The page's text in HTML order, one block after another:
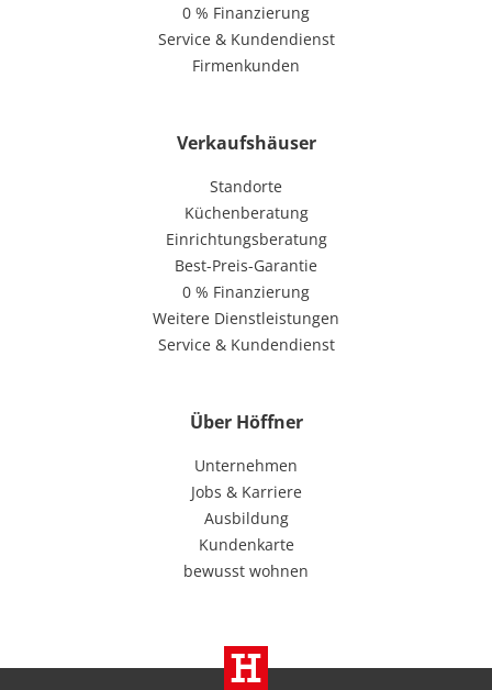
0 % Finanzierung
Service & Kundendienst
Firmenkunden
Verkaufshäuser
Standorte
Küchenberatung
Einrichtungsberatung
Best-Preis-Garantie
0 % Finanzierung
Weitere Dienstleistungen
Service & Kundendienst
Über Höffner
Unternehmen
Jobs & Karriere
Ausbildung
Kundenkarte
bewusst wohnen